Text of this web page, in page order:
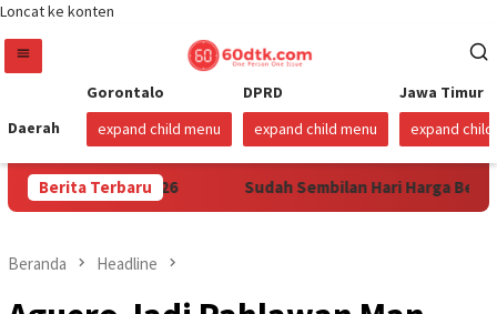
Loncat ke konten
Daerah
Gorontalo
expand child menu
DPRD
expand child menu
Jawa Timur
expand child
Berita Terbaru
1 Agustus 2026 Sudah Sembilan Hari Harga Beras
Beranda Headline